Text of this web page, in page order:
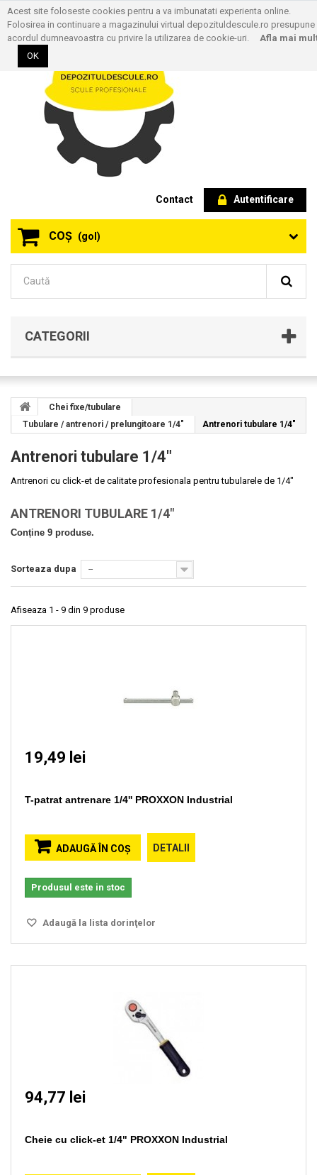
Autentificare
Contact
COŞ (gol)
CATEGORII
Chei fixe/tubulare
Tubulare / antrenori / prelungitoare 1/4"
Antrenori tubulare 1/4"
Antrenori tubulare 1/4"
Antrenori cu click-et de calitate profesionala pentru tubularele de 1/4"
ANTRENORI TUBULARE 1/4"
Conține 9 produse.
Sorteaza dupa --
Afiseaza 1 - 9 din 9 produse
19,49 lei
T-patrat antrenare 1/4'' PROXXON Industrial
ADAUGĂ ÎN COŞ DETALII
Produsul este in stoc
Adaugă la lista dorinţelor
94,77 lei
Cheie cu click-et 1/4" PROXXON Industrial
Acest site foloseste cookies pentru a va imbunatati experienta online.
Folosirea in continuare a magazinului virtual depozituldescule.ro presupune
acordul dumneavoastra cu privire la utilizarea de cookie-uri. Afla mai
OK